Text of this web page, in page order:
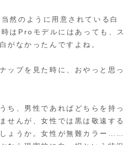
然のように用意されている白
はProモデルにはあっても、ス
がなかったんですよね。
ップを見た時に、おやっと思っ
ち、男性であればどちらを持っ
せんが、女性では黒は敬遠する
ょうか。女性が無難カラー……